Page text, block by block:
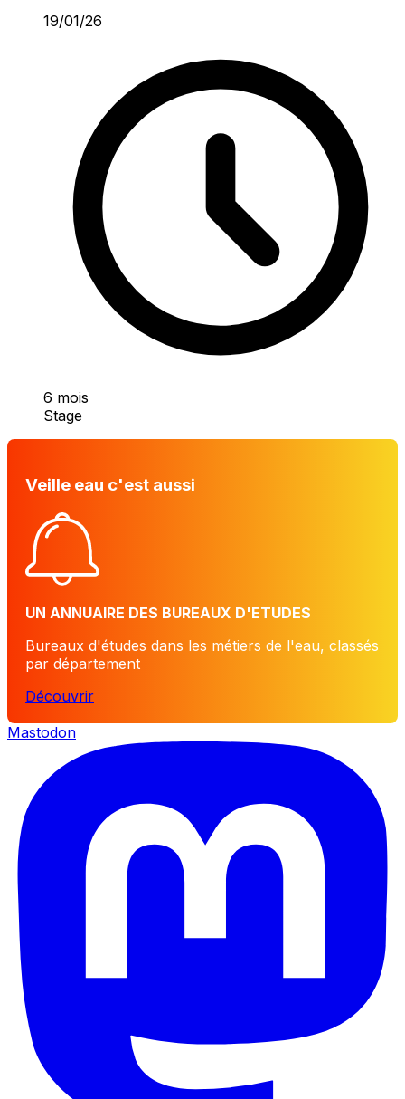
19/01/26
6 mois
Stage
Veille eau c'est aussi
UN ANNUAIRE DES BUREAUX D'ETUDES
Bureaux d'études dans les métiers de l'eau, classés
par département
Découvrir
Mastodon